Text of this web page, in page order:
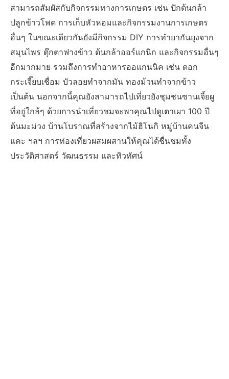
สามารถสัมผัสกับกิจกรรมทางการเกษตร เช่น ปักต้นกล้า
ปลูกข้าวโพด การเก็บหัวหอมและกิจกรรมงานการเกษตร
อื่นๆ ในขณะเดียวกันยังมีกิจกรรม DIY การทำยากันยุงจาก
สมุนไพร ตุ๊กตาฟางข้าว ต้นกล้าออร์แกนิก และกิจกรรมอื่นๆ
อีกมากมาย รวมถึงการทำอาหารออแกนนิค เช่น ดอก
กระเจี๊ยบเชื่อม บัวลอยทำจากมัน ทองม้วนทำจากข้าว
เป็นต้น นอกจากนี้คุณยังสามารถไปเที่ยวยังชุมชนซานเจี้ยผู
ที่อยู่ใกล้ๆ ด้วยการนำเที่ยวชมจะพาคุณไปดูเตาเผา 100 ปี
ต้นมะม่วง บ้านโบราณที่สร้างจากไม้ฮิโนกิ หมู่บ้านคนจีน
แคะ ฯลฯ การท่องเที่ยวผสมผสานให้คุณได้ชื่นชมทั้ง
ประวัติศาสตร์ วัฒนธรรม และทิวทัศน์